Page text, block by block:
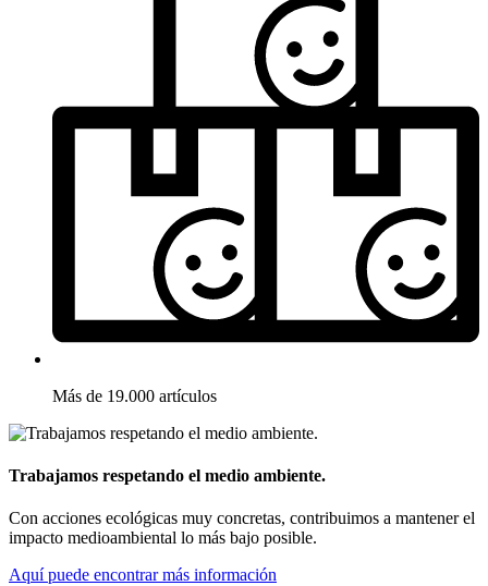
Más de 19.000 artículos
Trabajamos respetando el medio ambiente.
Con acciones ecológicas muy concretas, contribuimos a mantener el
impacto medioambiental lo más bajo posible.
Aquí puede encontrar más información